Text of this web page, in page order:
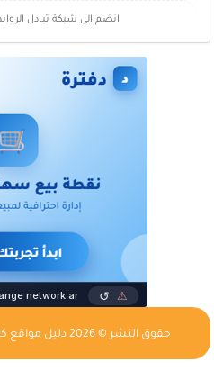
انضم الى شبكة تبادل
حقوق النشر © 2026 دليل مواقع